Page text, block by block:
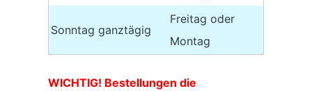
Sonntag ganztägig
Freitag oder
Montag
WICHTIG! Bestellungen die